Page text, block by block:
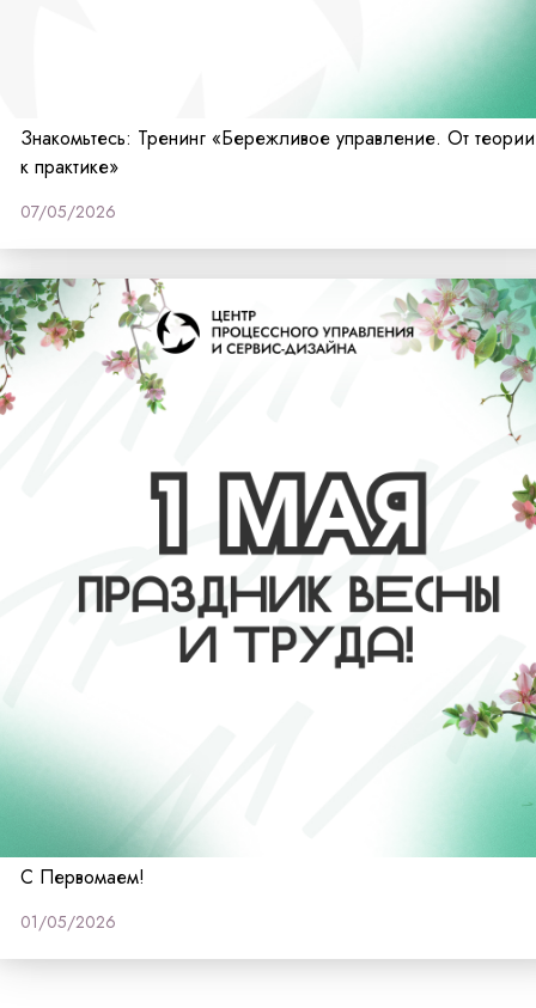
Знакомьтесь: Тренинг «Бережливое управление. От теории
к практике»
07/05/2026
С Первомаем!
01/05/2026